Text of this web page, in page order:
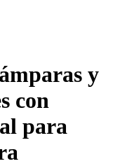
y
con
para